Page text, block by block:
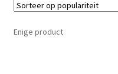
Enige product